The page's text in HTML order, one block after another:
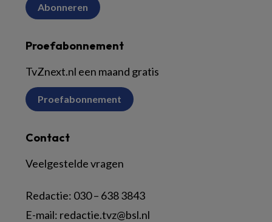
Abonneren
Proefabonnement
TvZnext.nl een maand gratis
Proefabonnement
Contact
Veelgestelde vragen
Redactie: 030 – 638 3843
E-mail: redactie.tvz@bsl.nl